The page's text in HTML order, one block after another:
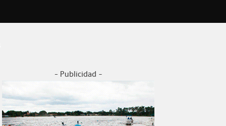
- Publicidad -